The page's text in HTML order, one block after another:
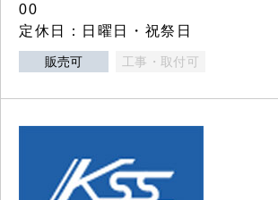
00
定休日：日曜日・祝祭日
販売可 工事・取付可